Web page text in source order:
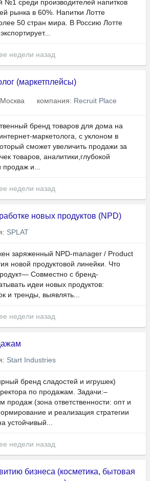
№1 среди производителей напитков
рынка в 60%. Напитки Лотте
50 стран мира. В Россию Лотте
недели назад
(маркетплейсы)
Москва компания: Recruit Place
бренд товаров для дома на
маркетолога, с уклоном в
сможет увеличить продажи за
товаров, аналитики,глубокой
продаж и...
недели назад
новых продуктов (NPD)
SPLAT
заряженный NPD-manager / Product
новой продуктовой линейки. Что
Совместно с бренд-
идеи новых продуктов:
и тренды, выявлять...
недели назад
Start Industries
бренд сладостей и игрушек)
по продажам. Задачи:–
продаж (зона ответственности: опт и
и реализация стратегии
устойчивый...
недели назад
бизнеса (косметика, бытовая